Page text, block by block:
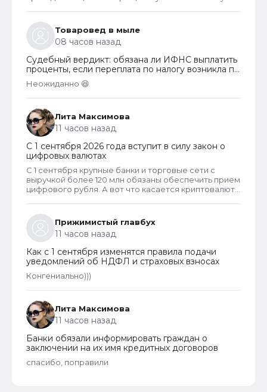
не ограничен. Взносы могут собираться на любые
цели, за которые проголосует общее собрание
собственников. Пример целевых взносов - взносы
на установку видеонаблюдения, охранных систем и
шлагбаумов. Платить их должны все собственники
гаражей.
Товаровед в мыле
08 часов назад
Судебный вердикт: обязана ли ИФНС выплатить
проценты, если переплата по налогу возникла по
вине налогоплательщика
Неожиданно 😆
Лита Максимова
11 часов назад
С 1 сентября 2026 года вступит в силу закон о
цифровых валютах
С 1 сентября крупные банки и торговые сети с
выручкой более 120 млн обязаны обеспечить прием
цифрового рубля. А вот что касается криптовалют,
использование в этом качестве внутри страны.
Прижимистый главбух
11 часов назад
Как с 1 сентября изменятся правила подачи
уведомлений об НДФЛ и страховых взносах
Конгениально)))
Лита Максимова
11 часов назад
Банки обязали информировать граждан о
заключении на их имя кредитных договоров
спасибо, поправили